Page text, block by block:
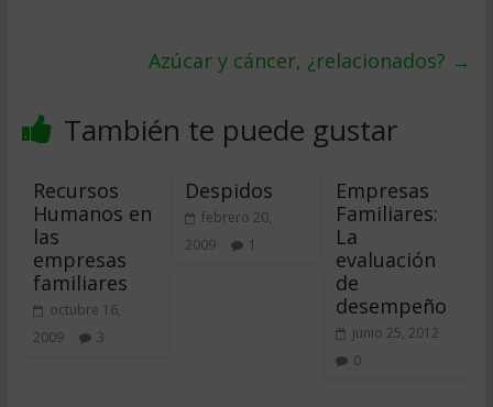
Azúcar y cáncer, ¿relacionados? →
También te puede gustar
Recursos
Humanos en
las
empresas
familiares
octubre 16,
2009
3
Despidos
febrero 20,
2009
1
Empresas
Familiares:
La
evaluación
de
desempeño
junio 25, 2012
0